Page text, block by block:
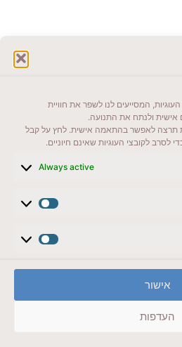
המסייעים לנו לשפר את חוויית
ולנתח את התנועה.
תרצה לאפשר בהתאמה אישית. לחץ על קבל
לסרב לקובצי העוגיות שאינם חיוניים.
Always active
אישור
העדפות
// תנאי שימוש באתר